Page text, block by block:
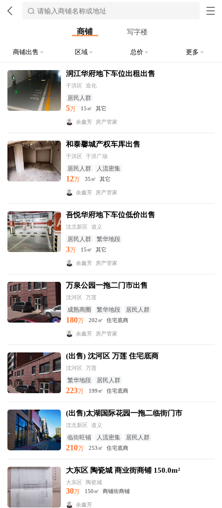
商铺 写字楼
商铺出售 区域 总价 更多
润江华府地下车位出租出售
于洪区 造化
居民人群
5万 15㎡ 其它
余鑫芳 房产管家
和泰馨城产权车库出售
于洪区 于洪广场
居民人群 人流密集
12万 35㎡ 其它
余鑫芳 房产管家
吾悦华府地下车位低价出售
沈北新区 道义
居民人群 繁华地段
3万 15㎡ 其它
余鑫芳 房产管家
万泉公园一拖二门市出售
沈河区 万莲
成熟商圈 繁华地段 居民人群
180万 202㎡ 住宅底商
余鑫芳 房产管家
(出售) 沈河区 万莲 住宅底商
沈河区 万莲
繁华地段 居民人群
223万 199㎡ 住宅底商
(出售)太湖国际花园一拖二临街门市
沈北新区 道义
临街旺铺 人流密集 居民人群
210万 253㎡ 住宅底商
大东区 陶瓷城 商业街商铺 150.0m²
大东区 陶瓷城
30万 150㎡ 商铺街商铺
余鑫芳